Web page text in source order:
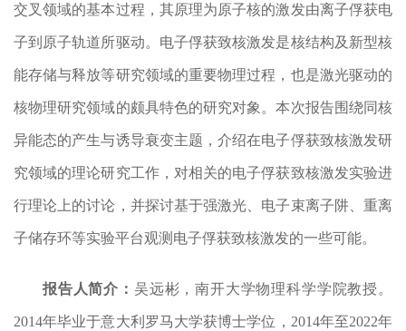
交叉领域的基本过程，其原理为原子核的激发由离子俘获电
子到原子轨道所驱动。电子俘获致核激发是核结构及新型核
能存储与释放等研究领域的重要物理过程，也是激光驱动的
核物理研究领域的颇具特色的研究对象。本次报告围绕同核
异能态的产生与诱导衰变主题，介绍在电子俘获致核激发研
究领域的理论研究工作，对相关的电子俘获致核激发实验进
行理论上的讨论，并探讨基于强激光、电子束离子阱、重离
子储存环等实验平台观测电子俘获致核激发的一些可能。
报告人简介： 吴远彬，南开大学物理科学学院教授。
2014年毕业于意大利罗马大学获博士学位，2014年至2022年